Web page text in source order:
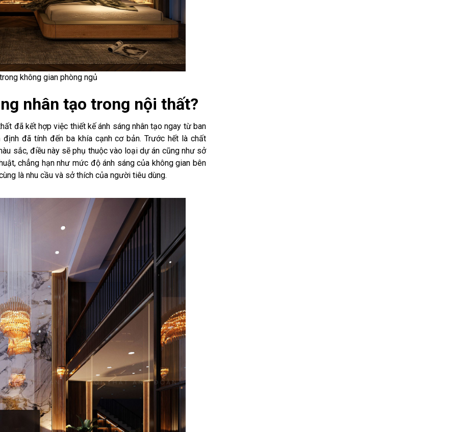
không gian phòng ngủ
nhân tạo trong nội thất?
đã kết hợp việc thiết kế ánh sáng nhân tạo ngay từ ban
đã tính đến ba khía cạnh cơ bản. Trước hết là chất
sắc, điều này sẽ phụ thuộc vào loại dự án cũng như sở
chẳng hạn như mức độ ánh sáng của không gian bên
là nhu cầu và sở thích của người tiêu dùng.